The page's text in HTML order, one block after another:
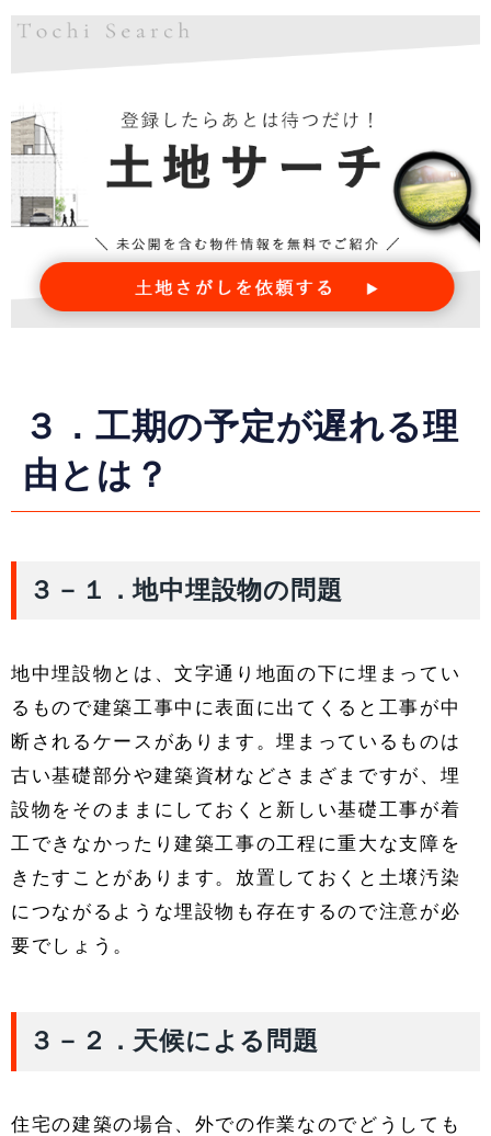
３．工期の予定が遅れる理
由とは？
３－１．地中埋設物の問題
地中埋設物とは、文字通り地面の下に埋まってい
るもので建築工事中に表面に出てくると工事が中
断されるケースがあります。埋まっているものは
古い基礎部分や建築資材などさまざまですが、埋
設物をそのままにしておくと新しい基礎工事が着
工できなかったり建築工事の工程に重大な支障を
きたすことがあります。放置しておくと土壌汚染
につながるような埋設物も存在するので注意が必
要でしょう。
３－２．天候による問題
住宅の建築の場合、外での作業なのでどうしても